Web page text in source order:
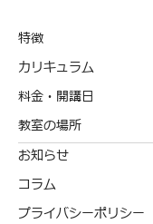
特徴
カリキュラム
料金・開講日
教室の場所
お知らせ
コラム
プライバシーポリシー